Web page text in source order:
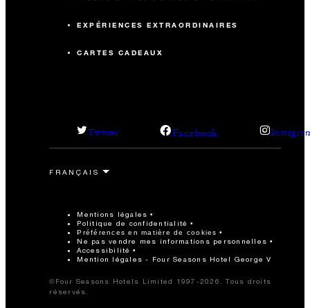
EXPÉRIENCES EXTRAORDINAIRES
CARTES CADEAUX
Twitter Facebook
Mentions légales
Politique de confidentialité
Préférences en matière de cookies
Ne pas vendre mes informations personnelles
Accessibilité
Mention légales - Four Seasons Hotel George V
©Four Seasons Hotels Limited 1997-2026. Tous droits
réservés.